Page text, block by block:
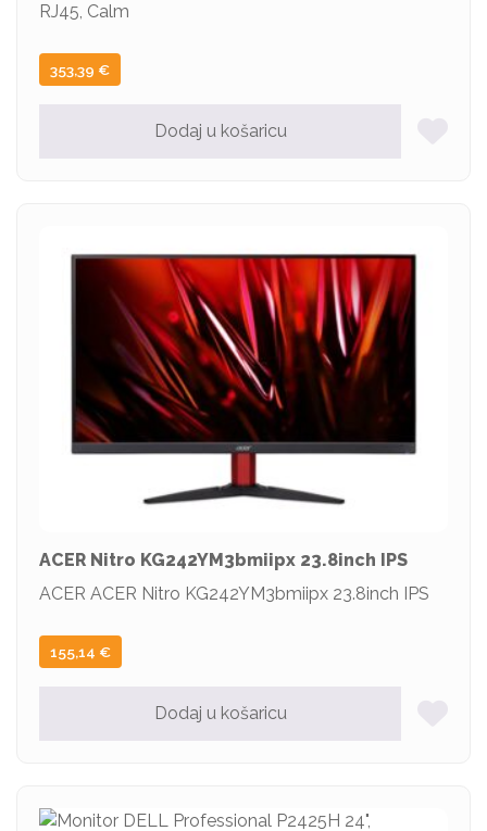
RJ45, Calm
353,39 €
Dodaj u košaricu
ACER Nitro KG242YM3bmiipx 23.8inch IPS
ACER ACER Nitro KG242YM3bmiipx 23.8inch IPS
155,14 €
Dodaj u košaricu